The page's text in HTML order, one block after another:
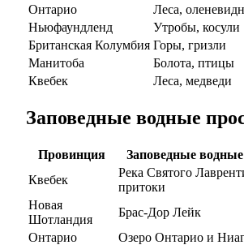
Онтарио
Леса,
Ньюфаундленд
Утробы, косули
Британская Колумбия Горы, гризли
Манитоба
Болота, птицы
Квебек
Леса, медведи
Заповедные водные
Провинция
Заповедные
Квебек
Река Святого
притоки
Новая
Шотландия
Брас-Дор Лейк
Онтарио
Озеро Онтарио и